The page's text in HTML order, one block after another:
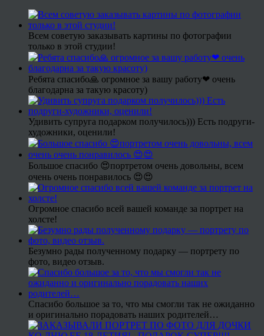
Всем советую заказывать картины по фотографии
только в этой студии!
Ребята спасибо🙏 огромное за вашу работу❤ очень
благодарна за такую красоту)
Удивить супруга подарком получилось))) Есть подруги-
художники, оценили!
Большое спасибо 😍портретом очень довольны, всем
очень очень понравилось 😍😍
Огромное спасибо всей вашей команде за портрет на
холсте!
Безумно рады полученному подарку — портрету по
фото, видео отзыв.
Спасибо большое за то, что мы смогли так не ожиданно
и оригинально порадовать наших родителей…